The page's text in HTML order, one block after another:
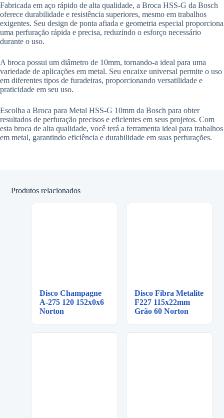
Fabricada em aço rápido de alta qualidade, a Broca HSS-G da Bosch
oferece durabilidade e resistência superiores, mesmo em trabalhos
exigentes. Seu design de ponta afiada e geometria especial proporciona
uma perfuração rápida e precisa, reduzindo o esforço necessário
durante o uso.
A broca possui um diâmetro de 10mm, tornando-a ideal para uma
variedade de aplicações em metal. Seu encaixe universal permite o uso
em diferentes tipos de furadeiras, proporcionando versatilidade e
praticidade em seu uso.
Escolha a Broca para Metal HSS-G 10mm da Bosch para obter
resultados de perfuração precisos e eficientes em seus projetos. Com
esta broca de alta qualidade, você terá a ferramenta ideal para trabalhos
em metal, garantindo eficiência e durabilidade em suas perfurações.
Produtos relacionados
Disco Champagne
A-275 120 152x0x6
Norton
Disco Fibra Metalite
F227 115x22mm
Grão 60 Norton